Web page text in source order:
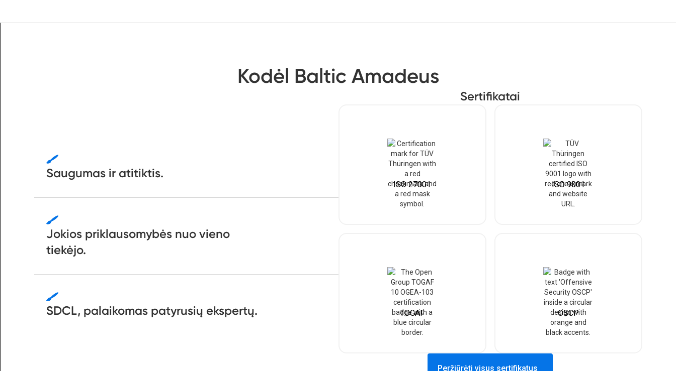
Kodėl Baltic Amadeus
Saugumas ir atitiktis.
Jokios priklausomybės nuo vieno
tiekėjo.
SDCL, palaikomas patyrusių ekspertų.
Sertifikatai
ISO 27001 ISO 9001
TOGAF OSCP
Peržiūrėti visus sertifikatus